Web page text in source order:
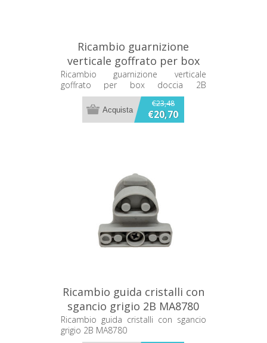
Ricambio guarnizione
verticale goffrato per box
doccia 2B MZT1126A
Ricambio guarnizione verticale
goffrato per box doccia 2B
MZT1126A
€23,48
€20,70
Ricambio guida cristalli con
sgancio grigio 2B MA8780
Ricambio guida cristalli con sgancio
grigio 2B MA8780